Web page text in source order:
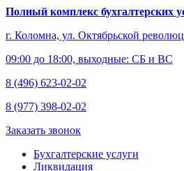
Полный комплекс бухгалтерских
г. Коломна, ул. Октябрьской
09:00 до 18:00, выходные: СБ и ВС
8 (496) 623-02-02
8 (977) 398-02-02
Заказать звонок
Бухгалтерские услуги
Ликвидация